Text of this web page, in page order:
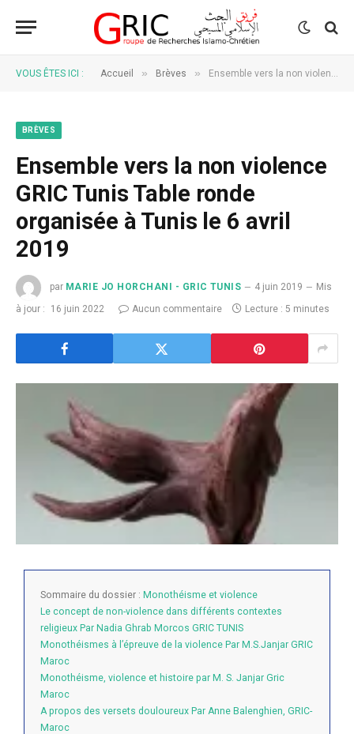
VOUS ÊTES ICI : Accueil » Brèves » Ensemble vers la non violence GRIC Tunis Table ronde organisée à Tunis le 6 avril 2019
BRÈVES
Ensemble vers la non violence
GRIC Tunis Table ronde
organisée à Tunis le 6 avril
2019
par MARIE JO HORCHANI - GRIC TUNIS 4 juin 2019
Mis
à jour :
16 juin 2022 Aucun commentaire Lecture : 5 minutes
Sommaire du dossier : Monothéisme et violence
Le concept de non-violence dans différents contextes
religieux Par Nadia Ghrab Morcos GRIC TUNIS
Monothéismes à l’épreuve de la violence Par M.S.Janjar GRIC
Maroc
Monothéisme, violence et histoire par M. S. Janjar Gric
Maroc
A propos des versets douloureux Par Anne Balenghien, GRIC-
Maroc